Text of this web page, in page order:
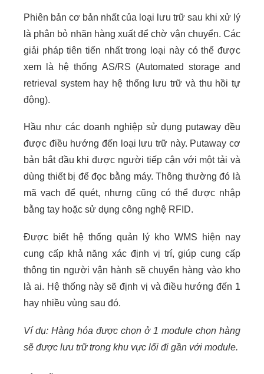
Phiên bản cơ bản nhất của loại lưu trữ sau khi xử lý
là phân bỏ nhãn hàng xuất để chờ vận chuyển. Các
giải pháp tiên tiến nhất trong loại này có thể được
xem là hệ thống AS/RS (Automated storage and
retrieval system hay hệ thống lưu trữ và thu hồi tự
động).
Hầu như các doanh nghiệp sử dụng putaway đều
được điều hướng đến loại lưu trữ này. Putaway cơ
bản bắt đầu khi được người tiếp cận với một tải và
dùng thiết bị để đọc bằng máy. Thông thường đó là
mã vạch để quét, nhưng cũng có thể được nhập
bằng tay hoặc sử dụng công nghệ RFID.
Được biết hệ thống quản lý kho WMS hiện nay
cung cấp khả năng xác định vị trí, giúp cung cấp
thông tin người vận hành sẽ chuyển hàng vào kho
là ai. Hệ thống này sẽ định vị và điều hướng đến 1
hay nhiều vùng sau đó.
Ví dụ: Hàng hóa được chọn ở 1 module chọn hàng
sẽ được lưu trữ trong khu vực lối đi gần với module.